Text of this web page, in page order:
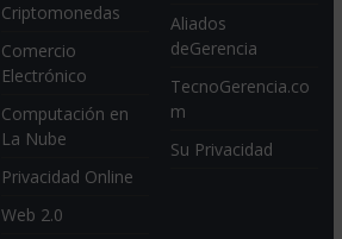
Criptomonedas
Comercio
Electrónico
Computación en
La Nube
Privacidad Online
Web 2.0
Aliados
deGerencia
TecnoGerencia.co
m
Su Privacidad